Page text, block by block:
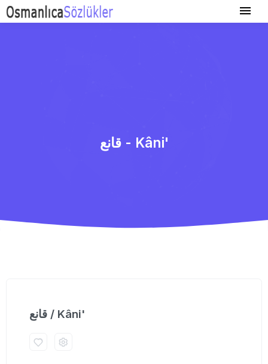
قانع - Kâni'
قانع / Kâni'